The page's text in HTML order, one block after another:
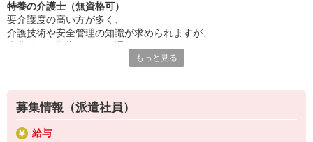
「人の役に立ちたい」気持ちを活かせます。
ブランクのある方も歓迎。
まずは気軽にお話を聞きに来てください！
ご応募をお待ちしております！
特養の介護士（無資格可）
要介護度の高い方が多く、
介護技術や安全管理の知識が求められますが、
日々スキルアップが可能です◎
無資格からでもスタート可能な案件ですので、
利用者さまとの関係性を大切にしながら、
日々の生活を支える役割をお願いします！
もっと見る
募集情報（派遣社員）
給与